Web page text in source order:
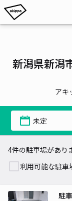
新潟県新潟
アキ
未定
4件の駐車場があり
利用可能な駐車
駐